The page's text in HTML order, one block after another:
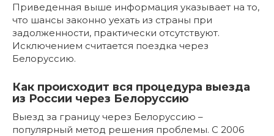
Приведенная выше информация указывает на то,
что шансы законно уехать из страны при
задолженности, практически отсутствуют.
Исключением считается поездка через
Белоруссию.
Как происходит вся процедура выезда
из России через Белоруссию
Выезд за границу через Белоруссию –
популярный метод решения проблемы. С 2006